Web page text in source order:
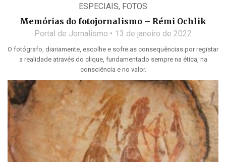
ESPECIAIS, FOTOS
Memórias do fotojornalismo – Rémi Ochlik
Portal de Jornalismo 13 de janeiro de 2022
O fotógrafo, diariamente, escolhe e sofre as consequências por registar
a realidade através do clique, fundamentado sempre na ética, na
consciência e no valor.